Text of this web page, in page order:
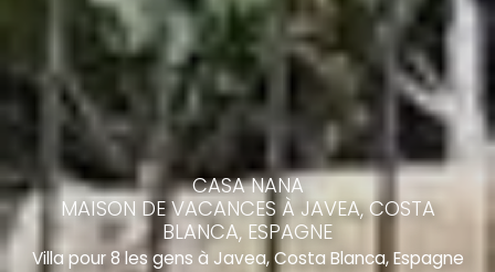
CASA NANA
MAISON DE VACANCES À JAVEA, COSTA
BLANCA, ESPAGNE
Villa pour 8 les gens à Javea, Costa Blanca, Espagne